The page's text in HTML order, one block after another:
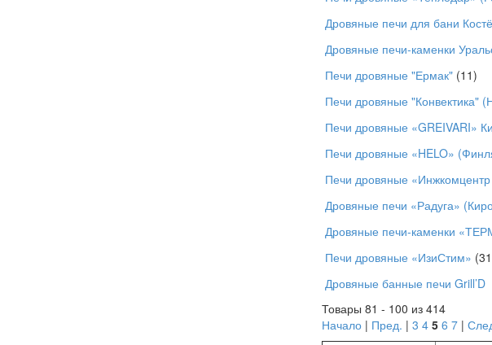
Дровяные печи для бани
Дровяные печи-каменки
Печи дровяные "Ермак"(11)
Печи дровяные "Конвектика"
Печи дровяные «GREIVARI»
Печи дровяные «HELO»
Печи дровяные
Дровяные печи «Радуга»
Дровяные печи-каменки
Печи дровяные «ИзиСтим»
Дровяные банные печи Grill’D
Товары 81 - 100 из 414
Начало| Пред. | 3 4 5 6 7|